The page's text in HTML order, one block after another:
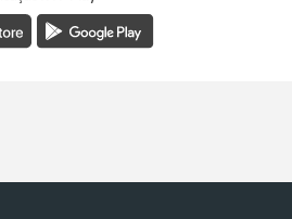
2
Antena 2
Antena 2
Antena 2